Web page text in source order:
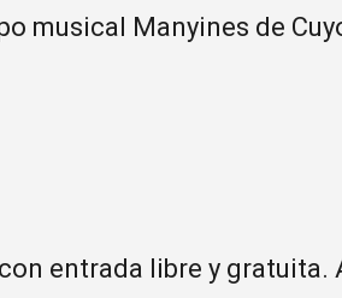
musical Manyines de
entrada libre y gratuita.